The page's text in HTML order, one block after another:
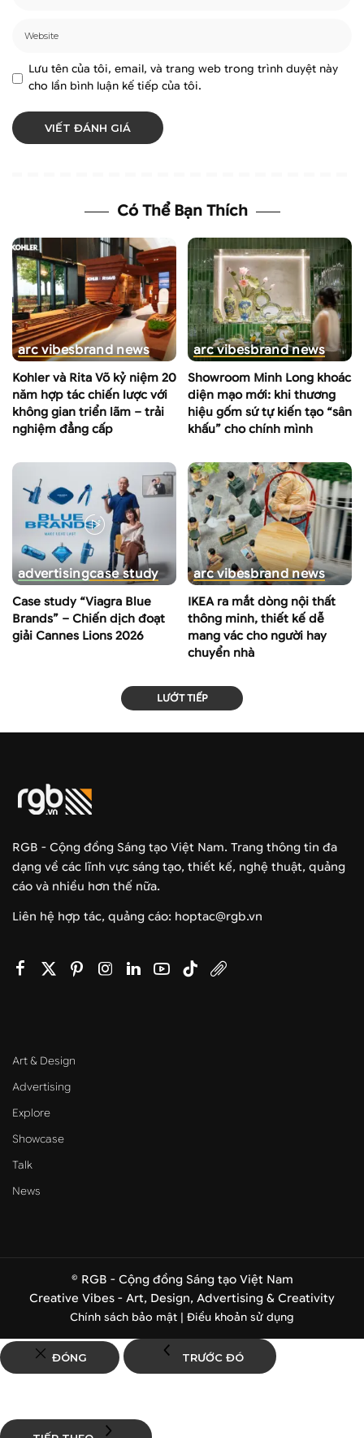
Lưu tên của tôi, email, và trang web trong trình duyệt này
cho lần bình luận kế tiếp của tôi.
Có Thể Bạn Thích
arc vibesbrand news
Kohler và Rita Võ kỷ niệm 20
năm hợp tác chiến lược với
không gian triển lãm – trải
nghiệm đẳng cấp
arc vibesbrand news
Showroom Minh Long khoác
diện mạo mới: khi thương
hiệu gốm sứ tự kiến tạo “sân
khấu” cho chính mình
advertisingcase study
Case study “Viagra Blue
Brands” – Chiến dịch đoạt
giải Cannes Lions 2026
arc vibesbrand news
IKEA ra mắt dòng nội thất
thông minh, thiết kế dễ
mang vác cho người hay
chuyển nhà
LƯỚT TIẾP
RGB - Cộng đồng Sáng tạo Việt Nam. Trang thông tin đa
dạng về các lĩnh vực sáng tạo, thiết kế, nghệ thuật, quảng
cáo và nhiều hơn thế nữa.
Liên hệ hợp tác, quảng cáo: hoptac@rgb.vn
Art & Design
Advertising
Explore
Showcase
Talk
News
© RGB - Cộng đồng Sáng tạo Việt Nam
Creative Vibes - Art, Design, Advertising & Creativity
Chính sách bảo mật | Điều khoản sử dụng
ĐÓNG TRƯỚC ĐÓ